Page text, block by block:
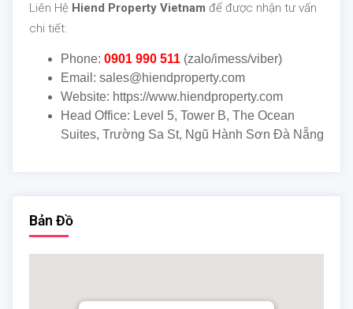
Liên Hệ Hiend Property Vietnam để được nhận tư vấn
chi tiết:
Phone: 0901 990 511 (zalo/imess/viber)
Email: sales@hiendproperty.com
Website: https://www.hiendproperty.com
Head Office: Level 5, Tower B, The Ocean
Suites, Trường Sa St, Ngũ Hành Sơn Đà Nẵng
Bản Đồ